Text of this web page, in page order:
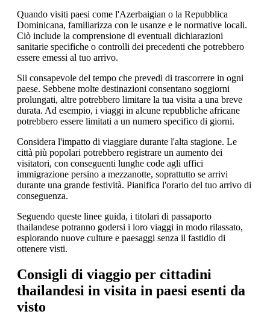
Quando visiti paesi come l'Azerbaigian o la Repubblica
Dominicana, familiarizza con le usanze e le normative locali.
Ciò include la comprensione di eventuali dichiarazioni
sanitarie specifiche o controlli dei precedenti che potrebbero
essere emessi al tuo arrivo.
Sii consapevole del tempo che prevedi di trascorrere in ogni
paese. Sebbene molte destinazioni consentano soggiorni
prolungati, altre potrebbero limitare la tua visita a una breve
durata. Ad esempio, i viaggi in alcune repubbliche africane
potrebbero essere limitati a un numero specifico di giorni.
Considera l'impatto di viaggiare durante l'alta stagione. Le
città più popolari potrebbero registrare un aumento dei
visitatori, con conseguenti lunghe code agli uffici
immigrazione persino a mezzanotte, soprattutto se arrivi
durante una grande festività. Pianifica l'orario del tuo arrivo di
conseguenza.
Seguendo queste linee guida, i titolari di passaporto
thailandese potranno godersi i loro viaggi in modo rilassato,
esplorando nuove culture e paesaggi senza il fastidio di
ottenere visti.
Consigli di viaggio per cittadini
thailandesi in visita in paesi esenti da
visto